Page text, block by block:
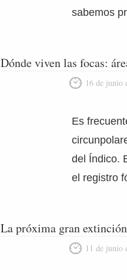
sabemos
Dónde viven las focas:
16 de junio
Es
del Índico.
el registro
La próxima gran
11 de junio